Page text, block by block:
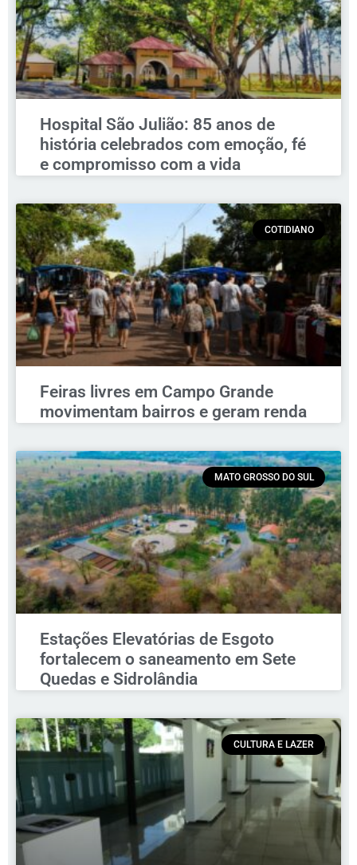
Hospital São Julião: 85 anos de
história celebrados com emoção, fé
e compromisso com a vida
COTIDIANO
Feiras livres em Campo Grande
movimentam bairros e geram renda
MATO GROSSO DO SUL
Estações Elevatórias de Esgoto
fortalecem o saneamento em Sete
Quedas e Sidrolândia
CULTURA E LAZER